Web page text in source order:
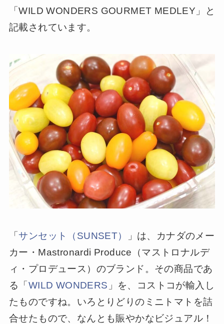
「WILD WONDERS GOURMET MEDLEY」と
記載されています。
「サンセット（SUNSET）
」は、カナダのメー
カー・Mastronardi Produce（マストロナルデ
ィ・プロデュース）のブランド。その商品であ
る「 WILD WONDERS 」を、コストコが輸入し
たものですね。いろとりどりのミニトマトを詰
合せたもので、なんとも賑やかなビジュアル！